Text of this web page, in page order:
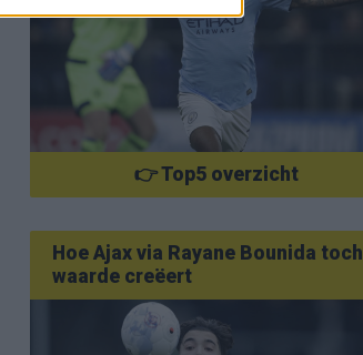
👉 Top5 overzicht
Hoe Ajax via Rayane Bounida toch
waarde creëert